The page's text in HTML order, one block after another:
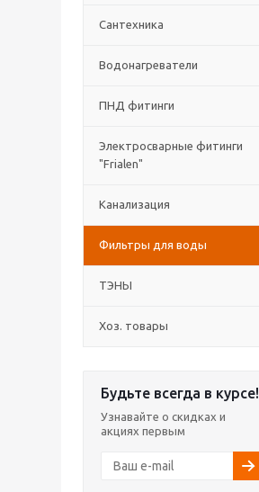
Сантехника
Водонагреватели
ПНД фитинги
Электросварные фитинги
"Frialen"
Канализация
Фильтры для воды
ТЭНЫ
Хоз. товары
Будьте всегда в курсе!
Узнавайте о скидках и
акциях первым